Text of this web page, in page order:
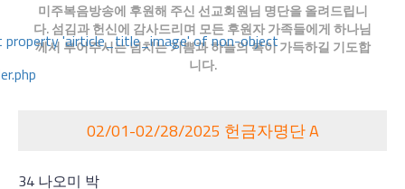
property 'airticle_title_image' of non-object
미주복음방송에 후원해 주신 선교회원님 명단을 올려드립니
다. 섬김과 헌신에 감사드리며 모든 후원자 가족들에게 하나님
께서 부어주시는 넘치는 기쁨과 하늘의 복이 가득하길 기도합
니다.
02/01-02/28/2025 헌금자명단 A
34 나오미 박